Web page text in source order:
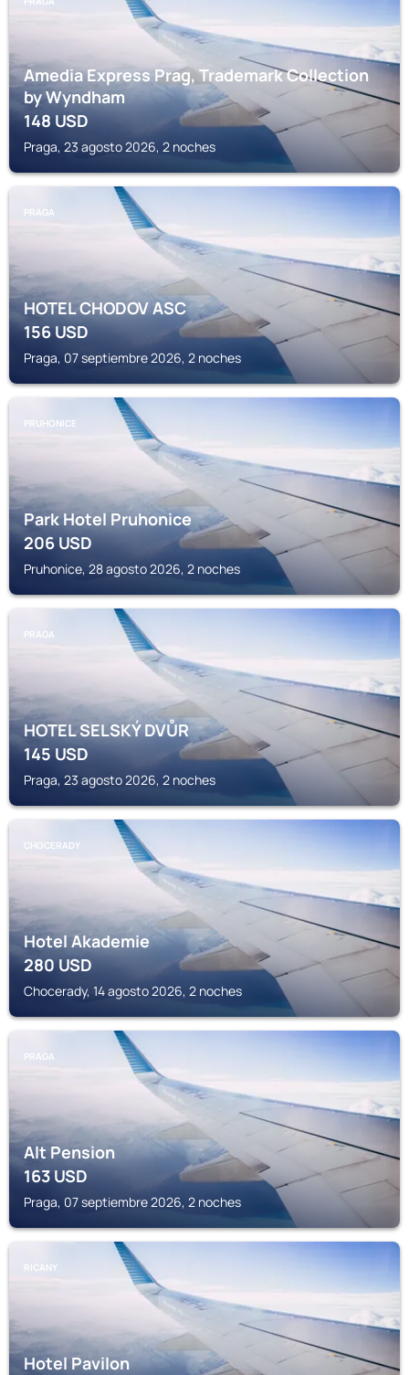
Amedia Express Prag, Trademark Collection
by Wyndham
148USD
Praga, 23 agosto 2026, 2 noches
PRAGA
HOTEL CHODOV ASC
156USD
Praga, 07 septiembre 2026, 2 noches
PRUHONICE
Park Hotel Pruhonice
206USD
Pruhonice, 28 agosto 2026, 2 noches
PRAGA
HOTEL SELSKÝ DVŮR
145USD
Praga, 23 agosto 2026, 2 noches
CHOCERADY
Hotel Akademie
280USD
Chocerady, 14 agosto 2026, 2 noches
PRAGA
Alt Pension
163USD
Praga, 07 septiembre 2026, 2 noches
RICANY
Hotel Pavilon